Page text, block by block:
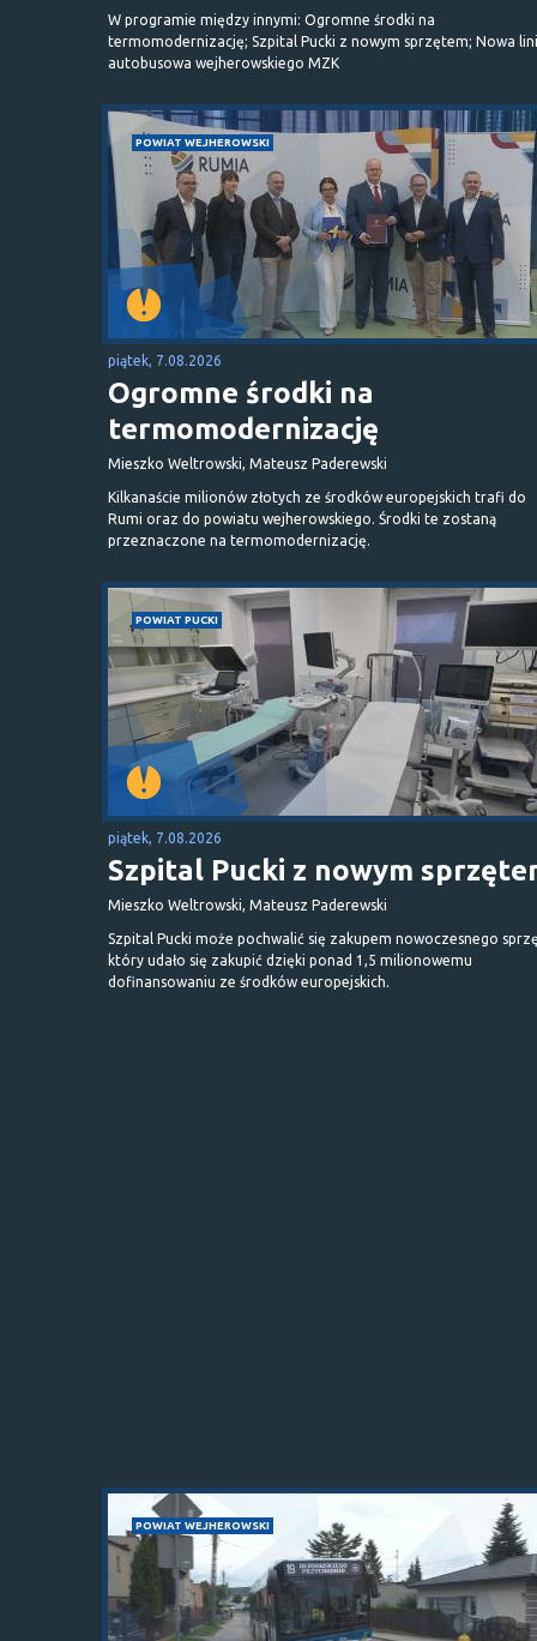
W programie między innymi: Ogromne środki na
termomodernizację; Szpital Pucki z nowym sprzętem; Nowa
autobusowa wejherowskiego MZK
POWIAT WEJHEROWSKI
piątek, 7.08.2026
Ogromne środki na
termomodernizację
Mieszko Weltrowski, Mateusz Paderewski
Kilkanaście milionów złotych ze środków europejskich trafi do
Rumi oraz do powiatu wejherowskiego. Środki te zostaną
przeznaczone na termomodernizację.
POWIAT PUCKI
piątek, 7.08.2026
Szpital Pucki z nowym
Mieszko Weltrowski, Mateusz Paderewski
Szpital Pucki może pochwalić się zakupem nowoczesnego
który udało się zakupić dzięki ponad 1,5 milionowemu
dofinansowaniu ze środków europejskich.
POWIAT WEJHEROWSKI